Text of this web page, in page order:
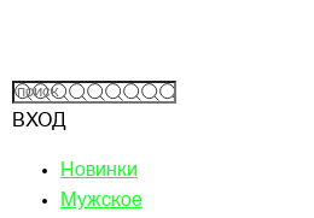
ВХОД
Новинки
Мужское